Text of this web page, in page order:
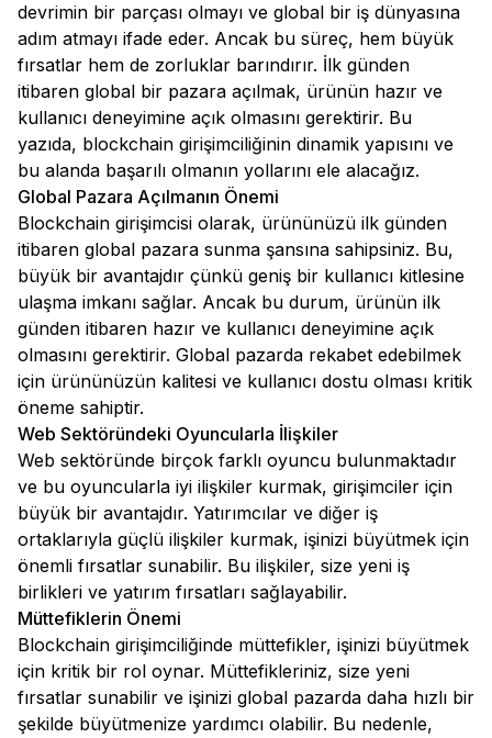
devrimin bir parçası olmayı ve global bir iş dünyasına
adım atmayı ifade eder. Ancak bu süreç, hem büyük
fırsatlar hem de zorluklar barındırır. İlk günden
itibaren global bir pazara açılmak, ürünün hazır ve
kullanıcı deneyimine açık olmasını gerektirir. Bu
yazıda, blockchain girişimciliğinin dinamik yapısını ve
bu alanda başarılı olmanın yollarını ele alacağız.
Global Pazara Açılmanın Önemi
Blockchain girişimcisi olarak, ürününüzü ilk günden
itibaren global pazara sunma şansına sahipsiniz. Bu,
büyük bir avantajdır çünkü geniş bir kullanıcı kitlesine
ulaşma imkanı sağlar. Ancak bu durum, ürünün ilk
günden itibaren hazır ve kullanıcı deneyimine açık
olmasını gerektirir. Global pazarda rekabet edebilmek
için ürününüzün kalitesi ve kullanıcı dostu olması kritik
öneme sahiptir.
Web Sektöründeki Oyuncularla İlişkiler
Web sektöründe birçok farklı oyuncu bulunmaktadır
ve bu oyuncularla iyi ilişkiler kurmak, girişimciler için
büyük bir avantajdır. Yatırımcılar ve diğer iş
ortaklarıyla güçlü ilişkiler kurmak, işinizi büyütmek için
önemli fırsatlar sunabilir. Bu ilişkiler, size yeni iş
birlikleri ve yatırım fırsatları sağlayabilir.
Müttefiklerin Önemi
Blockchain girişimciliğinde müttefikler, işinizi büyütmek
için kritik bir rol oynar. Müttefikleriniz, size yeni
fırsatlar sunabilir ve işinizi global pazarda daha hızlı bir
şekilde büyütmenize yardımcı olabilir. Bu nedenle,